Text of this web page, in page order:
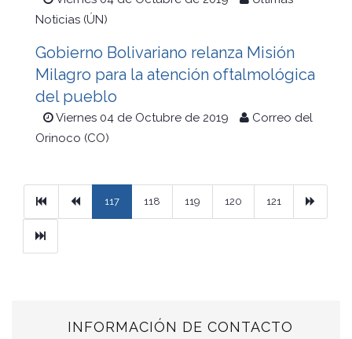
Noticias (ÚN)
Gobierno Bolivariano relanza Misión
Milagro para la atención oftalmológica
del pueblo
Viernes 04 de Octubre de 2019
Correo del
Orinoco (CO)
PrimeraPrevious
117 118 119 120 121
Ultimo
INFORMACIÓN DE CONTACTO